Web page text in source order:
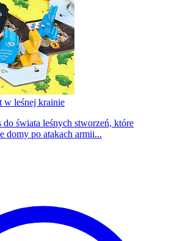
w leśnej krainie
do świata leśnych stworzeń, które
domy po atakach armii...